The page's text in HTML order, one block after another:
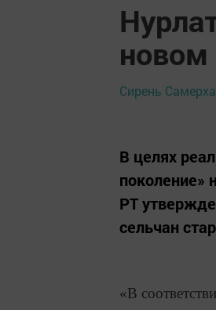
новом
Сирень
В целях
поколение»
РТ
сельчан
«В